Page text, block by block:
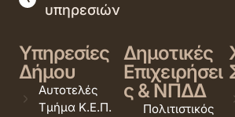
υπηρεσιών
Υπηρεσίες
Δήμου
Αυτοτελές
Τμήμα Κ.Ε.Π.
Δημοτικές
Επιχειρήσει
ς & ΝΠΔΔ
Πολιτιστικός